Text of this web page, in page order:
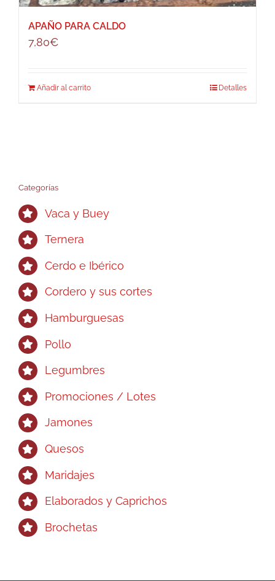
APAÑO PARA CALDO
7,80€
Añadir al carrito Detalles
Categorías
Vaca y Buey
Ternera
Cerdo e Ibérico
Cordero y sus cortes
Hamburguesas
Pollo
Legumbres
Promociones / Lotes
Jamones
Quesos
Maridajes
Elaborados y Caprichos
Brochetas